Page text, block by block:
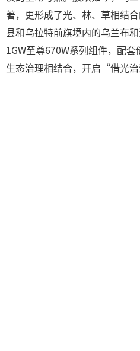
著，更形成了光、林、草相结
县和乌拉特前旗境内的乌兰布
1GW至尊670W系列组件，配
生态治理相结合，开启“借光治